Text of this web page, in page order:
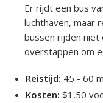
Er rijdt een bus
luchthaven, maar
bussen rijden
overstappen om
Reistijd: 45 - 60
Kosten: $1,50